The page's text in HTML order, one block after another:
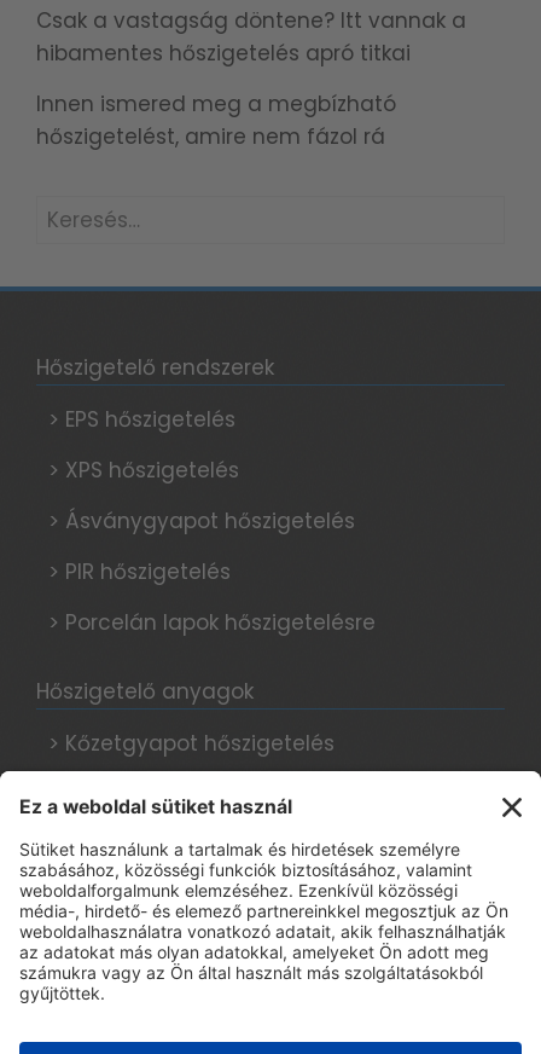
Csak a vastagság döntene? Itt vannak a
hibamentes hőszigetelés apró titkai
Innen ismered meg a megbízható
hőszigetelést, amire nem fázol rá
Keresés:
Hőszigetelő rendszerek
> EPS hőszigetelés
> XPS hőszigetelés
> Ásványgyapot hőszigetelés
> PIR hőszigetelés
> Porcelán lapok hőszigetelésre
Hőszigetelő anyagok
> Kőzetgyapot hőszigetelés
> Grafitos hőszigetelés
> Hungarocell hőszigetelés
Hőszigetelési tanácsok, blog
Adatkezelési tájékoztató
> E-book regisztráció